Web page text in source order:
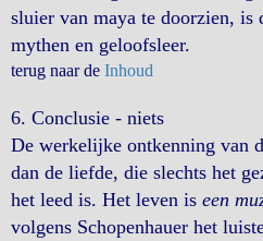
sluier van maya te doorzien, is
mythen en geloofsleer.
terug naar de Inhoud
6. Conclusie - niets
De werkelijke ontkenning van
dan de liefde, die slechts het
het leed is. Het leven is een
volgens Schopenhauer het